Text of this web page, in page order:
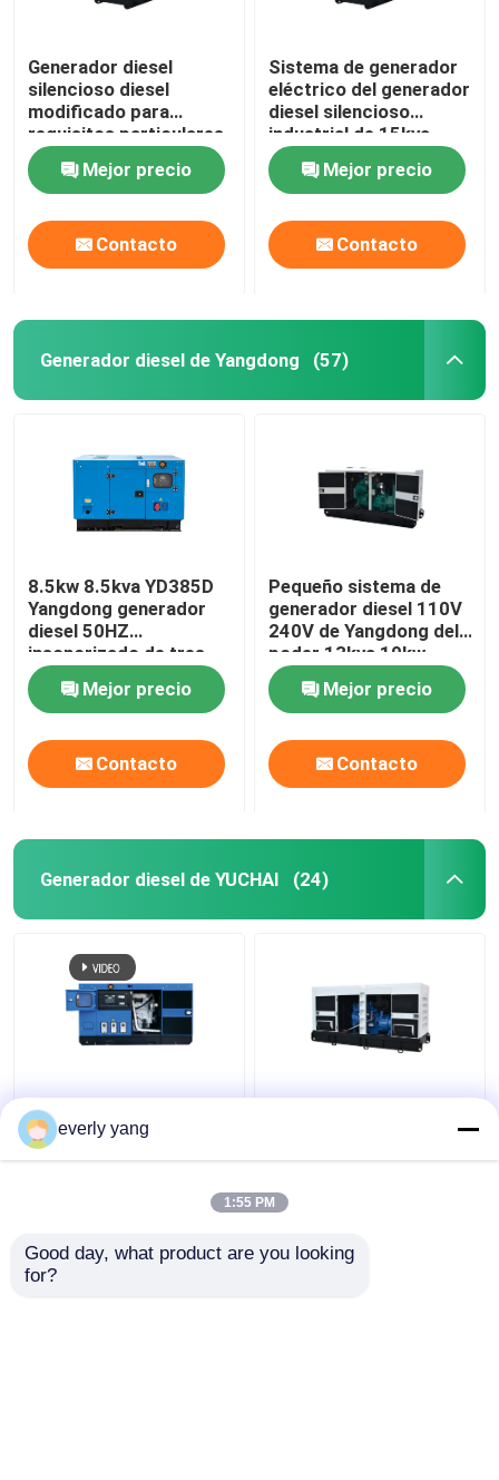
Generador diesel
silencioso diesel
modificado para
requisitos particulares
del generador 12kw del
toldo 50/60HZ Fawde
Mejor precio
Contacto
Sistema de generador
eléctrico del generador
diesel silencioso
industrial de 15kva
250kva Fawde
Mejor precio
Contacto
Generador diesel de Yangdong (57)
8.5kw 8.5kva YD385D
Yangdong generador
diesel 50HZ
insonorizado de tres
fases
Mejor precio
Contacto
Pequeño sistema de
generador diesel 110V
240V de Yangdong del
poder 13kva 10kw
Mejor precio
Contacto
Generador diesel de YUCHAI (24)
Sistema de generador
diesel industrial de
75kva 60kw Yuchai con
Tipo abierto silencioso
everly yang
1:55 PM
Good day, what product are you looking
for?